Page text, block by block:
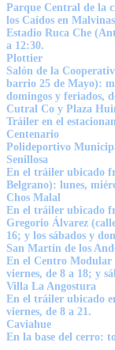
Parque Central de la
los Caídos en
Estadio Ruca Che
a 12:30.
Plottier
Salón de la
barrio 25 de Mayo):
domingos y feriados,
Cutral Co y Plaza
Tráiler en el
Centenario
Polideportivo
Senillosa
En el tráiler ubicado
Belgrano): lunes,
Chos Malal
En el tráiler ubicado
Gregorio Álvarez
16; y los sábados y
San Martín de los
En el Centro Modular
viernes, de 8 a 18; y
Villa La Angostura
En el tráiler ubicado
viernes, de 8 a 21.
Caviahue
En la base del cerro: